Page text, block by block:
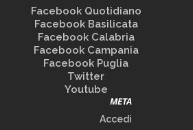
Facebook Quotidiano
Facebook Basilicata
Facebook Calabria
Facebook Campania
Facebook Puglia
Twitter
Youtube
META
Accedi